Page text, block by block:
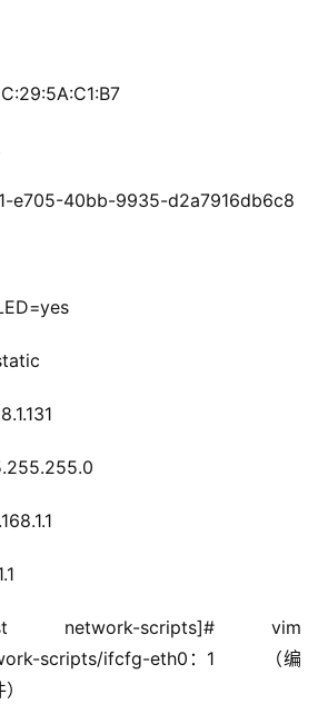
e705-40bb-9935-d2a7916db6c8
network-scripts]# vim
scripts/ifcfg-eth0：1        （编